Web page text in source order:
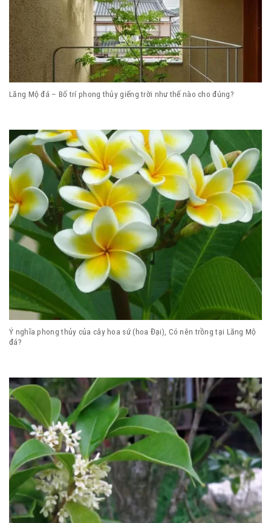
Lăng Mộ đá – Bố trí phong thủy giếng trời như thế nào cho đúng?
Ý nghĩa phong thủy của cây hoa sứ (hoa Đại), Có nên trồng tại Lăng Mộ
đá?